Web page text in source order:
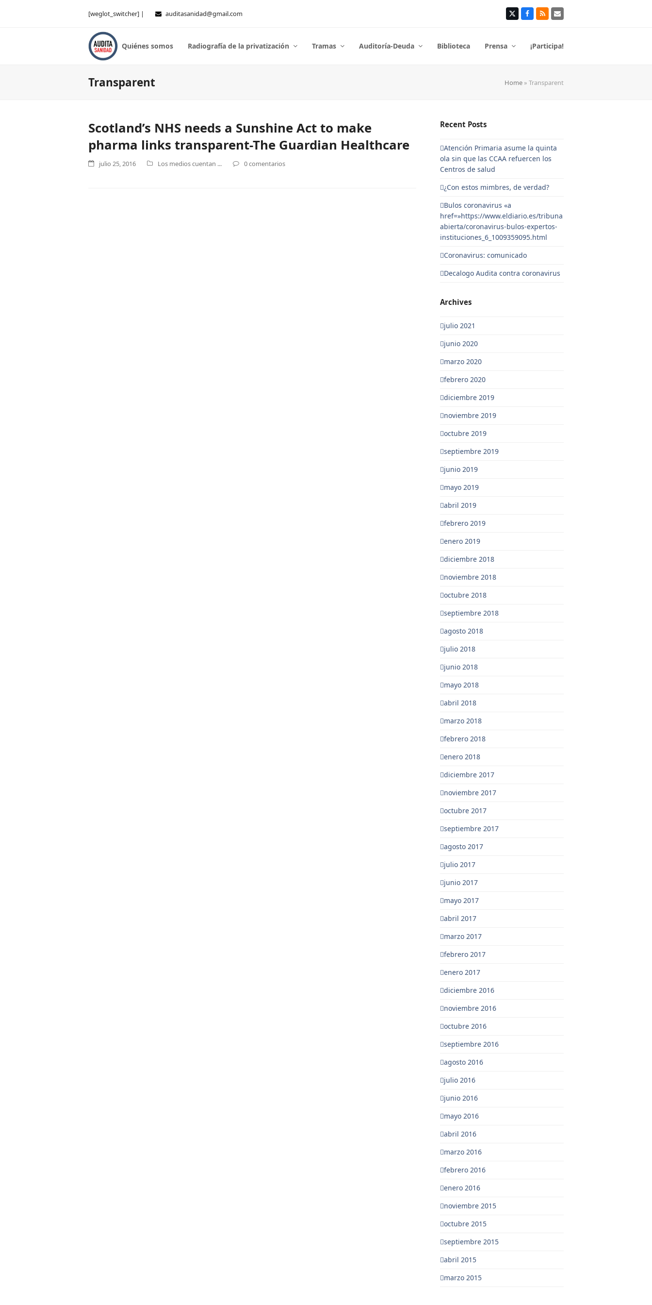
[weglot_switcher] | auditasanidad@gmail.com TwitterFacebook
RSS Correo
Quiénes somos Radiografía de la privatización Tramas Auditoría-Deuda Biblioteca Prensa ¡Participa!
Transparent Home » Transparent
Scotland’s NHS needs a Sunshine Act to make
pharma links transparent-The Guardian Healthcare
julio 25, 2016 Los medios cuentan ... 0 comentarios
Recent Posts
Atención Primaria asume la quinta
ola sin que las CCAA refuercen los
Centros de salud
¿Con estos mimbres, de verdad?
Bulos coronavirus «a
href=»https://www.eldiario.es/tribuna
abierta/coronavirus-bulos-expertos-
instituciones_6_1009359095.html
Coronavirus: comunicado
Decalogo Audita contra coronavirus
Archives
julio 2021
junio 2020
marzo 2020
febrero 2020
diciembre 2019
noviembre 2019
octubre 2019
septiembre 2019
junio 2019
mayo 2019
abril 2019
febrero 2019
enero 2019
diciembre 2018
noviembre 2018
octubre 2018
septiembre 2018
agosto 2018
julio 2018
junio 2018
mayo 2018
abril 2018
marzo 2018
febrero 2018
enero 2018
diciembre 2017
noviembre 2017
octubre 2017
septiembre 2017
agosto 2017
julio 2017
junio 2017
mayo 2017
abril 2017
marzo 2017
febrero 2017
enero 2017
diciembre 2016
noviembre 2016
octubre 2016
septiembre 2016
agosto 2016
julio 2016
junio 2016
mayo 2016
abril 2016
marzo 2016
febrero 2016
enero 2016
noviembre 2015
octubre 2015
septiembre 2015
abril 2015
marzo 2015